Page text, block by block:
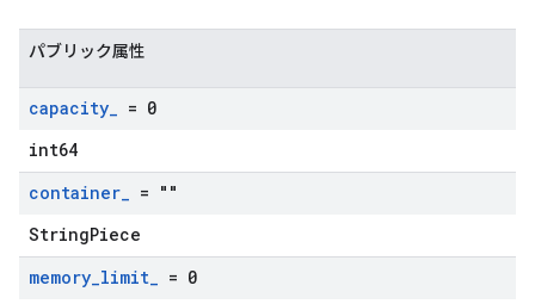
パブリック属性
capacity_ = 0
int64
container_ = ""
StringPiece
memory_limit_ = 0